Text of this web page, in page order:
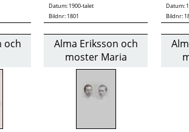
Datum: 1900-talet
Bildnr: 1801
Datum:
Bildnr:
och
Alma Eriksson och
moster Maria